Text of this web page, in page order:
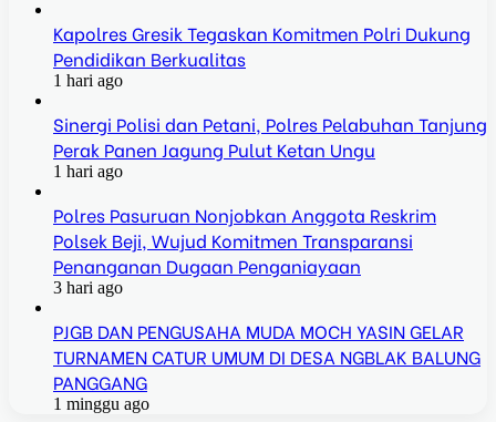
Kapolres Gresik Tegaskan Komitmen Polri Dukung
Pendidikan Berkualitas
1 hari ago
Sinergi Polisi dan Petani, Polres Pelabuhan Tanjung
Perak Panen Jagung Pulut Ketan Ungu
1 hari ago
Polres Pasuruan Nonjobkan Anggota Reskrim
Polsek Beji, Wujud Komitmen Transparansi
Penanganan Dugaan Penganiayaan
3 hari ago
PJGB DAN PENGUSAHA MUDA MOCH YASIN GELAR
TURNAMEN CATUR UMUM DI DESA NGBLAK BALUNG
PANGGANG
1 minggu ago